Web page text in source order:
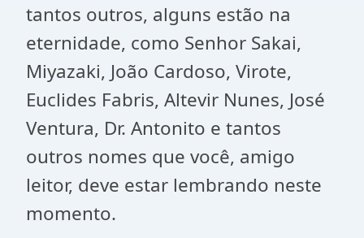
tantos outros, alguns estão na
eternidade, como Senhor Sakai,
Miyazaki, João Cardoso, Virote,
Euclides Fabris, Altevir Nunes, José
Ventura, Dr. Antonito e tantos
outros nomes que você, amigo
leitor, deve estar lembrando neste
momento.